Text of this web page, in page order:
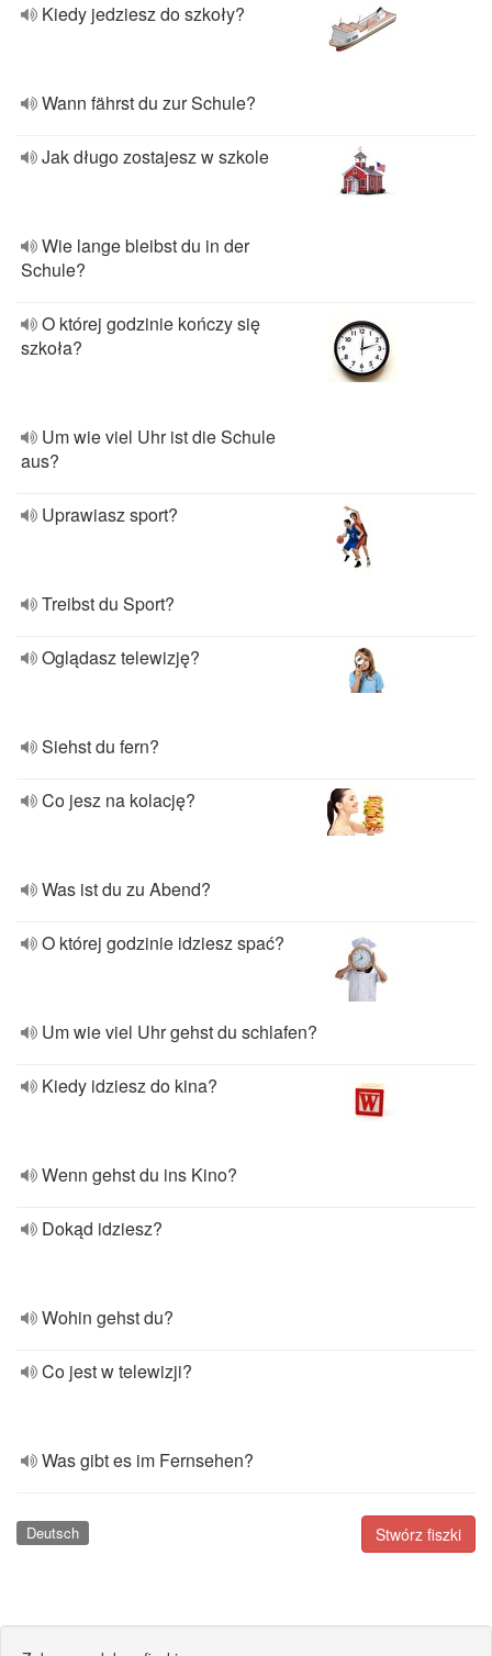
Kiedy jedziesz do szkoły?
Wann fährst du zur Schule?
Jak długo zostajesz w szkole
Wie lange bleibst du in der
Schule?
O której godzinie kończy się
szkoła?
Um wie viel Uhr ist die Schule
aus?
Uprawiasz sport?
Treibst du Sport?
Oglądasz telewizję?
Siehst du fern?
Co jesz na kolację?
Was ist du zu Abend?
O której godzinie idziesz spać?
Um wie viel Uhr gehst du schlafen?
Kiedy idziesz do kina?
Wenn gehst du ins Kino?
Dokąd idziesz?
Wohin gehst du?
Co jest w telewizji?
Was gibt es im Fernsehen?
Stwórz fiszki
Deutsch